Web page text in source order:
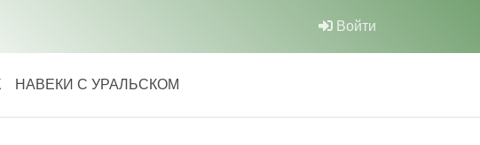
Войти
НАВЕКИ С УРАЛЬСКОМ